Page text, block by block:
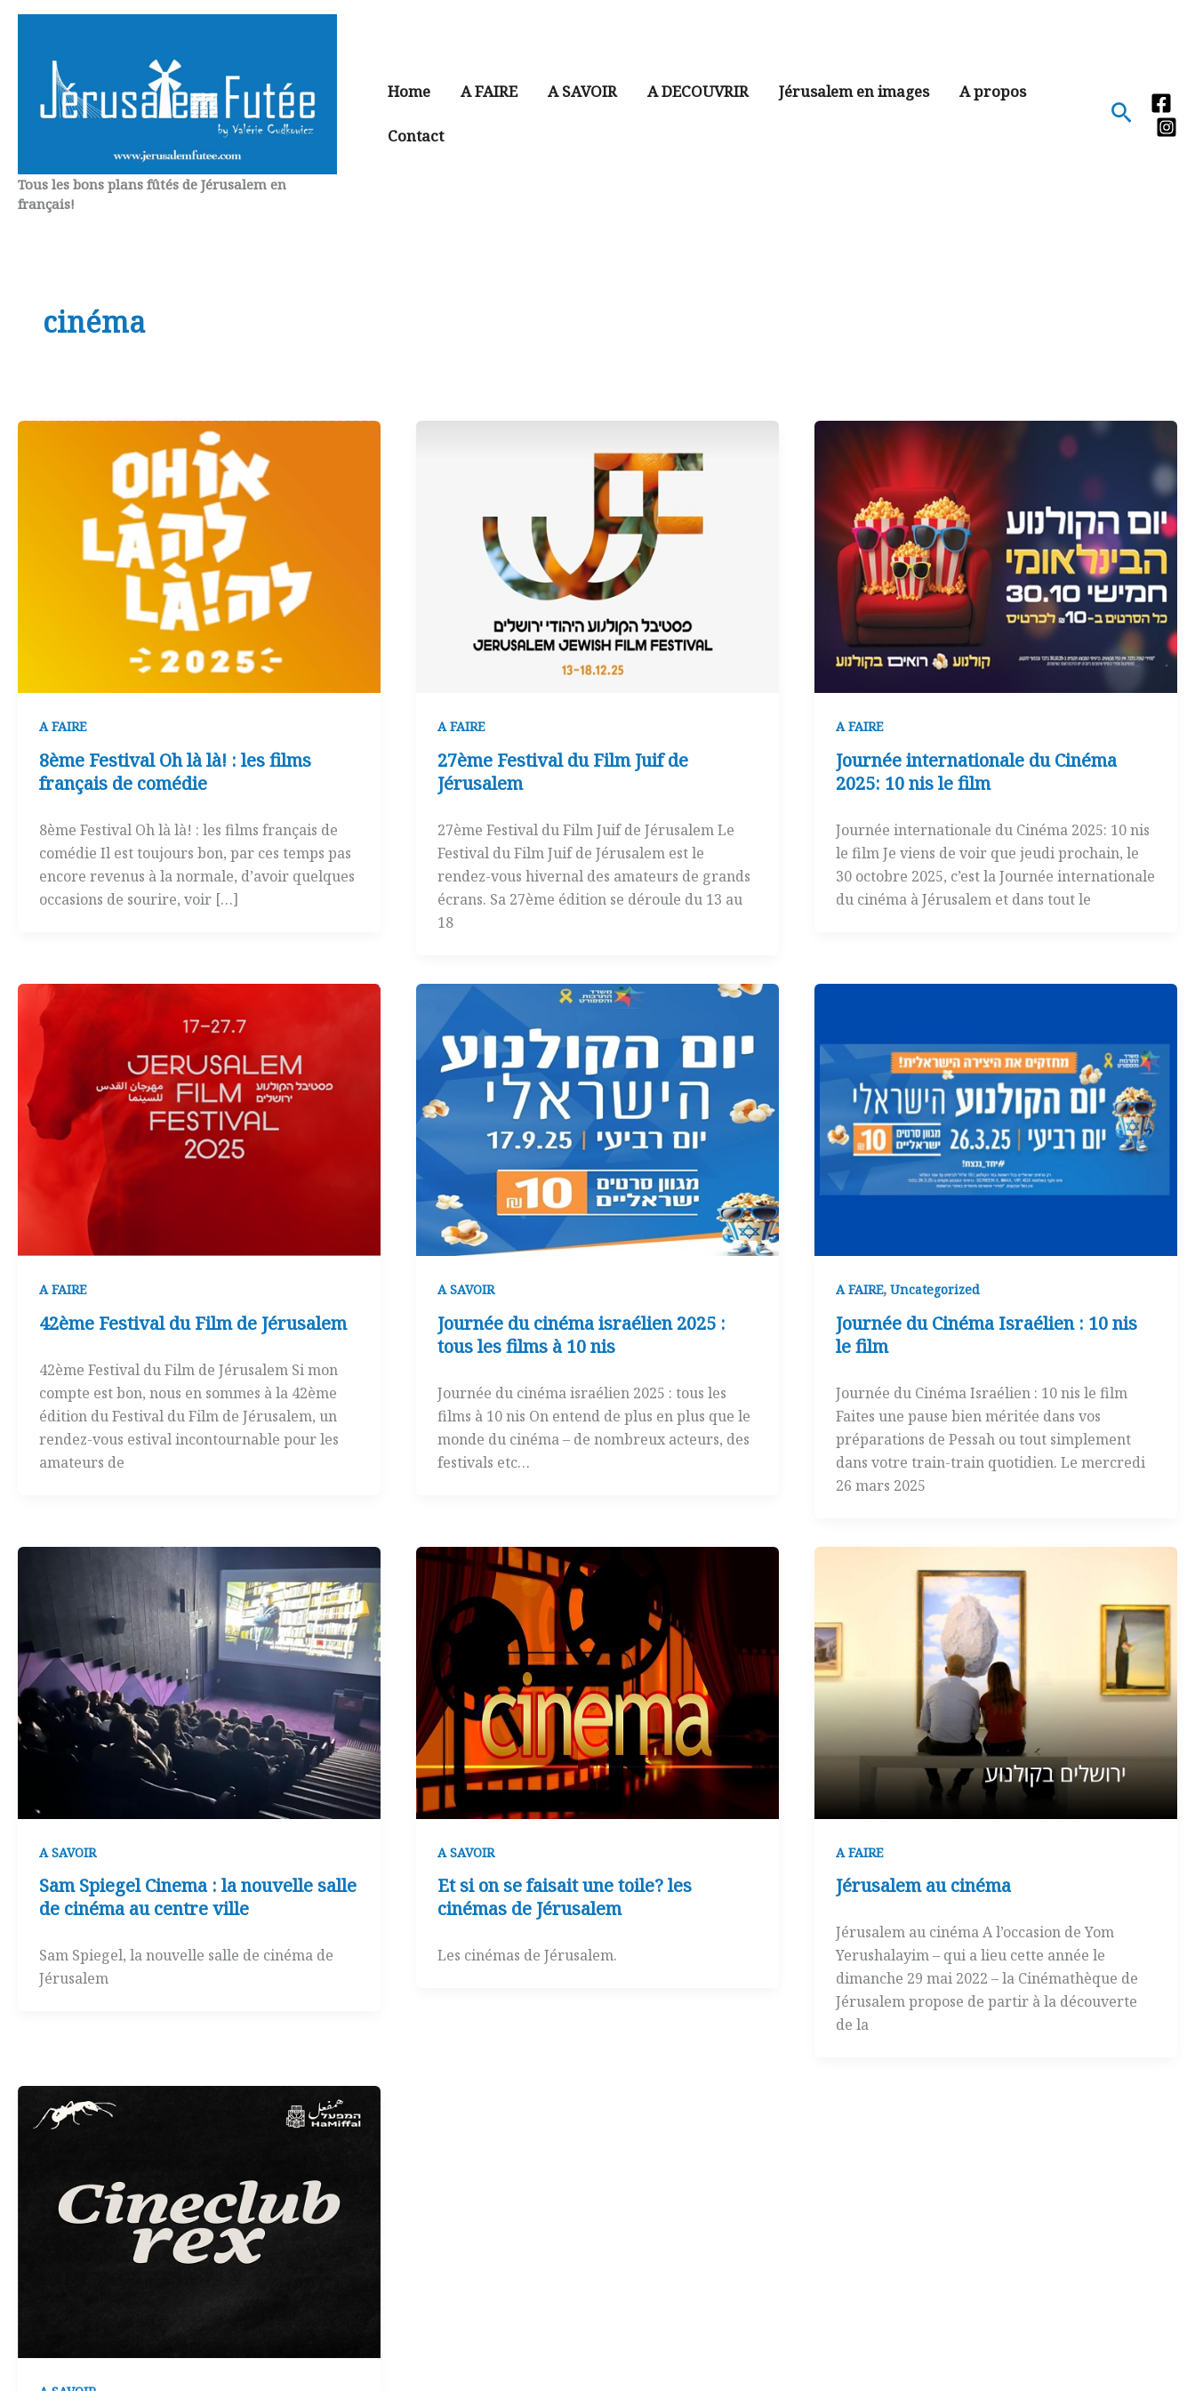
Aller
contenu
Tous les bons plans fûtés de Jérusalem en
français!
Home A FAIRE A SAVOIR A DECOUVRIR Jérusalem en images A propos
Contact
cinéma
A FAIRE
8ème Festival Oh là là! : les films
français de comédie
8ème Festival Oh là là! : les films français de
comédie Il est toujours bon, par ces temps pas
encore revenus à la normale, d’avoir quelques
occasions de sourire, voir […]
A FAIRE
27ème Festival du Film Juif de
Jérusalem
27ème Festival du Film Juif de Jérusalem Le
Festival du Film Juif de Jérusalem est le
rendez-vous hivernal des amateurs de grands
écrans. Sa 27ème édition se déroule du 13 au
18
A FAIRE
Journée internationale du Cinéma
2025: 10 nis le film
Journée internationale du Cinéma 2025: 10 nis
le film Je viens de voir que jeudi prochain, le
30 octobre 2025, c’est la Journée internationale
du cinéma à Jérusalem et dans tout le
A FAIRE
42ème Festival du Film de Jérusalem
42ème Festival du Film de Jérusalem Si mon
compte est bon, nous en sommes à la 42ème
édition du Festival du Film de Jérusalem, un
rendez-vous estival incontournable pour les
amateurs de
A SAVOIR
Journée du cinéma israélien 2025 :
tous les films à 10 nis
Journée du cinéma israélien 2025 : tous les
films à 10 nis On entend de plus en plus que le
monde du cinéma – de nombreux acteurs, des
festivals etc…
A FAIRE, Uncategorized
Journée du Cinéma Israélien : 10 nis
le film
Journée du Cinéma Israélien : 10 nis le film
Faites une pause bien méritée dans vos
préparations de Pessah ou tout simplement
dans votre train-train quotidien. Le mercredi
26 mars 2025
A SAVOIR
Sam Spiegel Cinema : la nouvelle salle
de cinéma au centre ville
Sam Spiegel, la nouvelle salle de cinéma de
Jérusalem
A SAVOIR
Et si on se faisait une toile? les
cinémas de Jérusalem
Les cinémas de Jérusalem.
A FAIRE
Jérusalem au cinéma
Jérusalem au cinéma A l’occasion de Yom
Yerushalayim – qui a lieu cette année le
dimanche 29 mai 2022 – la Cinémathèque de
Jérusalem propose de partir à la découverte
de la